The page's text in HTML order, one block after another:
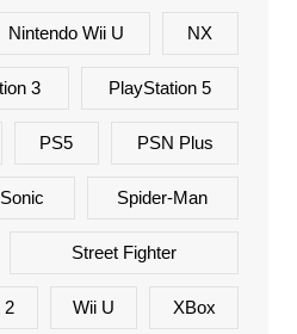
Nintendo Wii U NX
3 PlayStation 5
PS5 PSN Plus
Sonic Spider-Man
Street Fighter
2 Wii U XBox